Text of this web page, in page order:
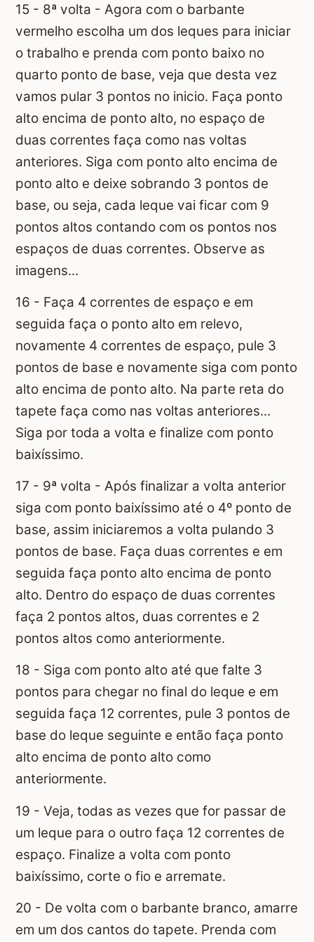
15 - 8ª volta - Agora com o barbante
vermelho escolha um dos leques para iniciar
o trabalho e prenda com ponto baixo no
quarto ponto de base, veja que desta vez
vamos pular 3 pontos no inicio. Faça ponto
alto encima de ponto alto, no espaço de
duas correntes faça como nas voltas
anteriores. Siga com ponto alto encima de
ponto alto e deixe sobrando 3 pontos de
base, ou seja, cada leque vai ficar com 9
pontos altos contando com os pontos nos
espaços de duas correntes. Observe as
imagens...
16 - Faça 4 correntes de espaço e em
seguida faça o ponto alto em relevo,
novamente 4 correntes de espaço, pule 3
pontos de base e novamente siga com ponto
alto encima de ponto alto. Na parte reta do
tapete faça como nas voltas anteriores...
Siga por toda a volta e finalize com ponto
baixíssimo.
17 - 9ª volta - Após finalizar a volta anterior
siga com ponto baixíssimo até o 4º ponto de
base, assim iniciaremos a volta pulando 3
pontos de base. Faça duas correntes e em
seguida faça ponto alto encima de ponto
alto. Dentro do espaço de duas correntes
faça 2 pontos altos, duas correntes e 2
pontos altos como anteriormente.
18 - Siga com ponto alto até que falte 3
pontos para chegar no final do leque e em
seguida faça 12 correntes, pule 3 pontos de
base do leque seguinte e então faça ponto
alto encima de ponto alto como
anteriormente.
19 - Veja, todas as vezes que for passar de
um leque para o outro faça 12 correntes de
espaço. Finalize a volta com ponto
baixíssimo, corte o fio e arremate.
20 - De volta com o barbante branco, amarre
em um dos cantos do tapete. Prenda com